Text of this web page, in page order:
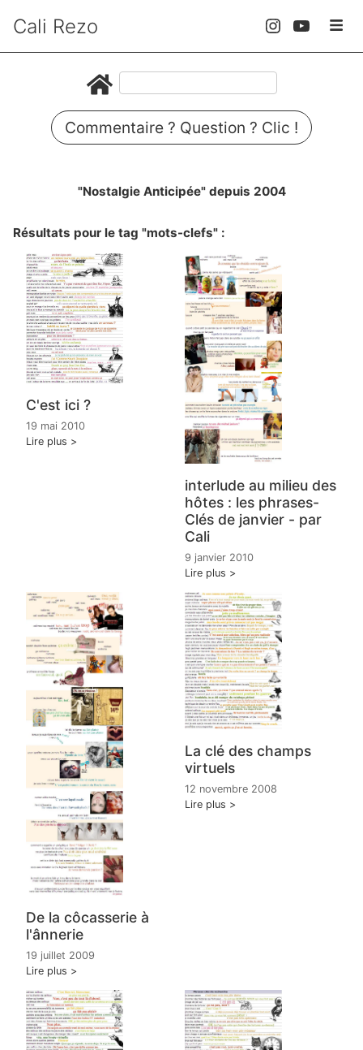
Cali Rezo
Commentaire ? Question ? Clic !
"Nostalgie Anticipée" depuis 2004
Résultats pour le tag "mots-clefs" :
C'est ici ?
19 mai 2010
Lire plus
interlude au milieu des
hôtes : les phrases-
Clés de janvier - par
Cali
9 janvier 2010
Lire plus
De la côcasserie à
l'ânnerie
19 juillet 2009
Lire plus
La clé des champs
virtuels
12 novembre 2008
Lire plus